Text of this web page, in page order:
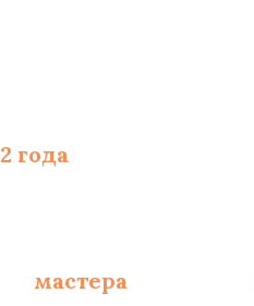
2 года
мастера